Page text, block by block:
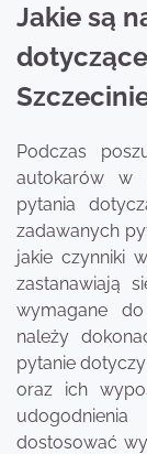
Jakie są
Podczas
autokarów w
pytania
zadawanych
jakie czynniki
zastanawiają
wymagane
należy
pytanie
oraz ich
dostosować